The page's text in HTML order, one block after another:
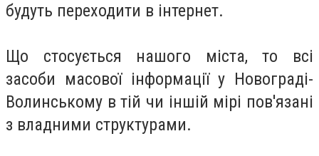
будуть переходити в інтернет.
Що стосується нашого міста, то всі
засоби масової інформації у Новограді-
Волинському в тій чи іншій мірі пов'язані
з владними структурами.